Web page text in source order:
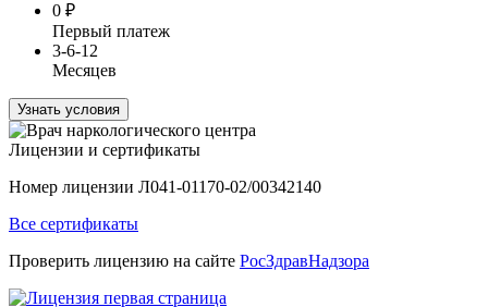
0 ₽
Первый платеж
3-6-12
Месяцев
Узнать условия
Лицензии и сертификаты
Номер лицензии Л041-01170-02/00342140
Все сертификаты
Проверить лицензию на сайте РосЗдравНадзора